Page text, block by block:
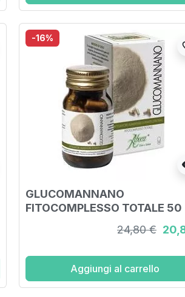
-16%
GLUCOMANNANO
FITOCOMPLESSO TOTALE 50
24,80 €
Aggiungi al carrello